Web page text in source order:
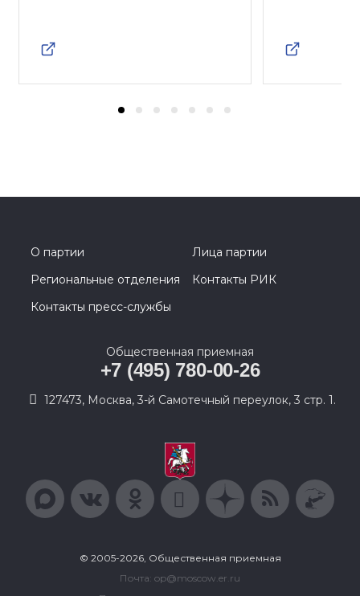
О партии
Лица партии
Региональные отделения
Контакты РИК
Контакты пресс-службы
Общественная приемная
+7 (495) 780-00-26
127473, Москва, 3-й Самотечный переулок, 3 стр. 1.
© 2005-2026, Общественная приемная
Почта: op@moscow.er.ru